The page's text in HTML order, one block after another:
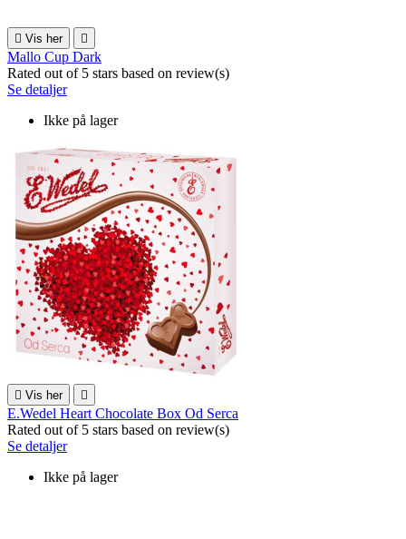
 Vis her 
Mallo Cup Dark
Rated out of 5 stars based on review(s)
Se detaljer
Ikke på lager
 Vis her 
E.Wedel Heart Chocolate Box Od Serca
Rated out of 5 stars based on review(s)
Se detaljer
Ikke på lager